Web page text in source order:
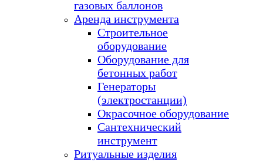
газовых баллонов
Аренда инструмента
Строительное
оборудование
Оборудование для
бетонных работ
Генераторы
(электростанции)
Окрасочное оборудование
Сантехнический
инструмент
Ритуальные изделия